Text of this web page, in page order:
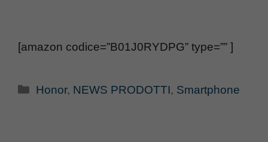
[amazon codice=”B01J0RYDPG” type=”” ]
Categorie
Honor, NEWS PRODOTTI, Smartphone